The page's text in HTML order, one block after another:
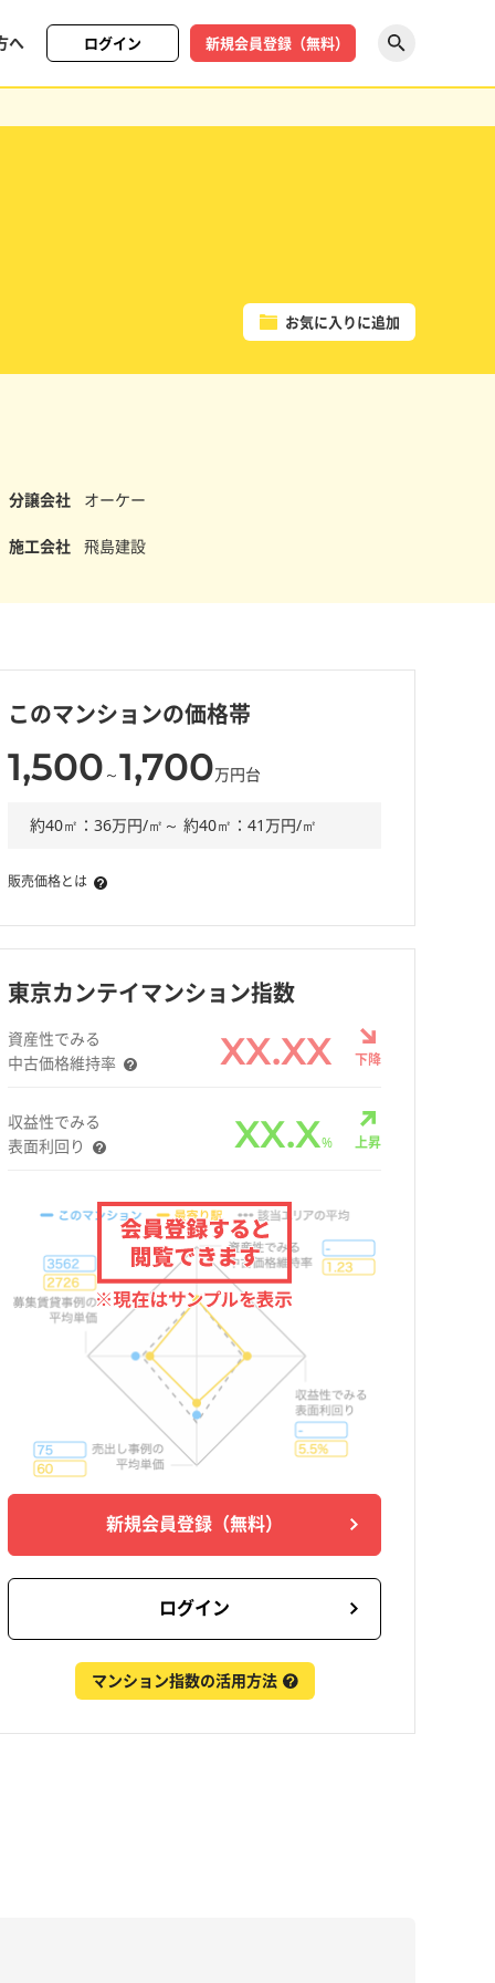
へ ログイン 新規会員登録（無料）
お気に入りに追加
分譲会社 オーケー
施工会社 飛島建設
このマンションの価格帯
1,500 ～1,700万円台
約40㎡：36万円/㎡～ 約40㎡：41万円/㎡
販売価格とは
東京カンテイマンション指数
資産性でみる
中古価格維持率
XX.XX 下降
収益性でみる
表面利回り
XX.X% 上昇
新規会員登録 （無料）
ログイン
マンション指数の活用方法